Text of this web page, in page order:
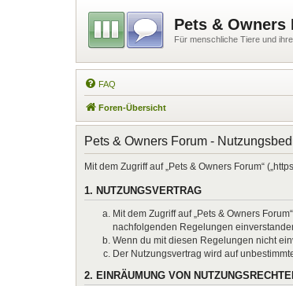
Pets & Owners
Für menschliche Tiere und
FAQ
Foren-Übersicht
Pets & Owners Forum -
Mit dem Zugriff auf „Pets & Owners Forum“
1. NUTZUNGSVERTRAG
Mit dem Zugriff auf „Pets & Owners
nachfolgenden Regelungen
Wenn du mit diesen Regelungen nicht
Der Nutzungsvertrag wird auf
2. EINRÄUMUNG VON